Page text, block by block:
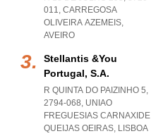
011, CARREGOSA
OLIVEIRA AZEMEIS,
AVEIRO
Stellantis &you
Portugal, S.a.
R QUINTA DO PAIZINHO 5,
2794-068, UNIAO
FREGUESIAS CARNAXIDE
QUEIJAS OEIRAS, LISBOA